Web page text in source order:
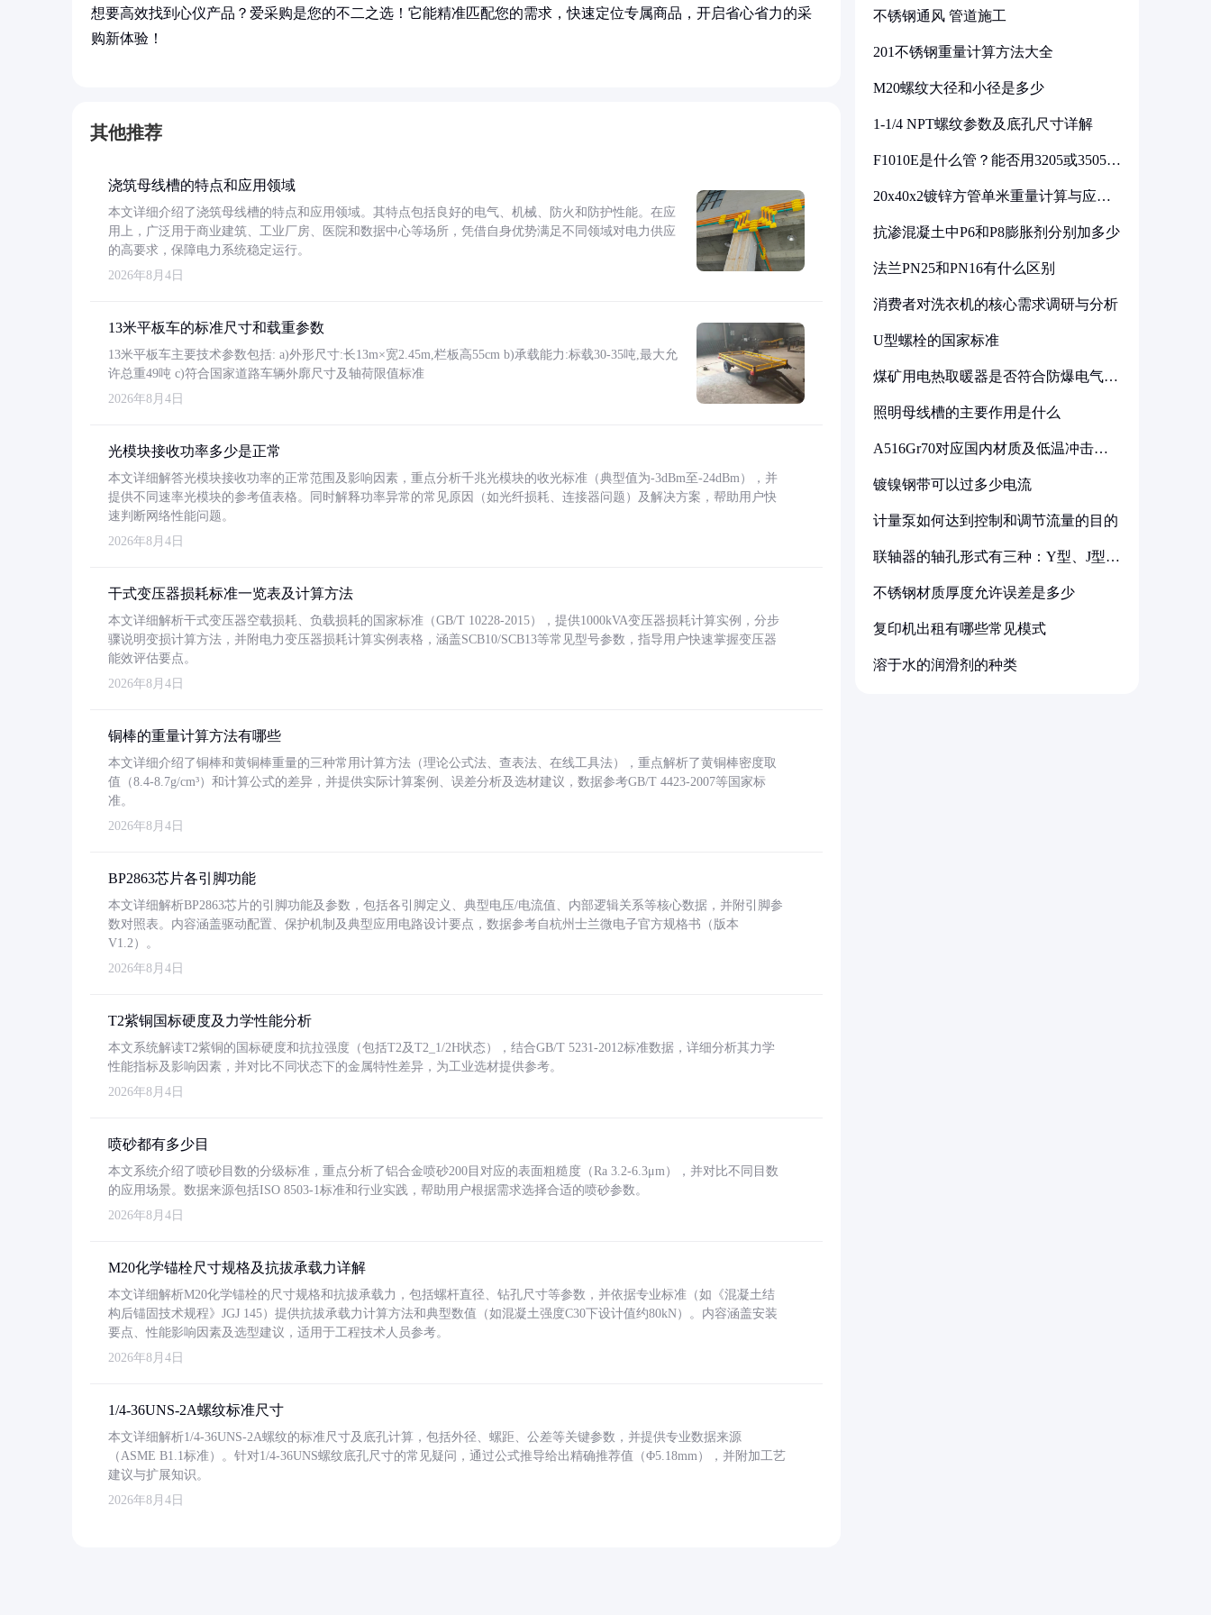
想要高效找到心仪产品？爱采购是您的不二之选！它能精准匹配您的需求，快速定位专属商品，开启省心省力的采
购新体验！
其他推荐
浇筑母线槽的特点和应用领域
本文详细介绍了浇筑母线槽的特点和应用领域。其特点包括良好的电气、机械、防火和防护性能。在应
用上，广泛用于商业建筑、工业厂房、医院和数据中心等场所，凭借自身优势满足不同领域对电力供应
的高要求，保障电力系统稳定运行。
2026年8月4日
13米平板车的标准尺寸和载重参数
13米平板车主要技术参数包括: a)外形尺寸:长13m×宽2.45m,栏板高55cm b)承载能力:标载30-35吨,最大允
许总重49吨 c)符合国家道路车辆外廓尺寸及轴荷限值标准
2026年8月4日
光模块接收功率多少是正常
本文详细解答光模块接收功率的正常范围及影响因素，重点分析千兆光模块的收光标准（典型值为-3dBm至-24dBm），并
提供不同速率光模块的参考值表格。同时解释功率异常的常见原因（如光纤损耗、连接器问题）及解决方案，帮助用户快
速判断网络性能问题。
2026年8月4日
干式变压器损耗标准一览表及计算方法
本文详细解析干式变压器空载损耗、负载损耗的国家标准（GB/T 10228-2015），提供1000kVA变压器损耗计算实例，分步
骤说明变损计算方法，并附电力变压器损耗计算实例表格，涵盖SCB10/SCB13等常见型号参数，指导用户快速掌握变压器
能效评估要点。
2026年8月4日
铜棒的重量计算方法有哪些
本文详细介绍了铜棒和黄铜棒重量的三种常用计算方法（理论公式法、查表法、在线工具法），重点解析了黄铜棒密度取
值（8.4-8.7g/cm³）和计算公式的差异，并提供实际计算案例、误差分析及选材建议，数据参考GB/T 4423-2007等国家标
准。
2026年8月4日
BP2863芯片各引脚功能
本文详细解析BP2863芯片的引脚功能及参数，包括各引脚定义、典型电压/电流值、内部逻辑关系等核心数据，并附引脚参
数对照表。内容涵盖驱动配置、保护机制及典型应用电路设计要点，数据参考自杭州士兰微电子官方规格书（版本
V1.2）。
2026年8月4日
T2紫铜国标硬度及力学性能分析
本文系统解读T2紫铜的国标硬度和抗拉强度（包括T2及T2_1/2H状态），结合GB/T 5231-2012标准数据，详细分析其力学
性能指标及影响因素，并对比不同状态下的金属特性差异，为工业选材提供参考。
2026年8月4日
喷砂都有多少目
本文系统介绍了喷砂目数的分级标准，重点分析了铝合金喷砂200目对应的表面粗糙度（Ra 3.2-6.3μm），并对比不同目数
的应用场景。数据来源包括ISO 8503-1标准和行业实践，帮助用户根据需求选择合适的喷砂参数。
2026年8月4日
M20化学锚栓尺寸规格及抗拔承载力详解
本文详细解析M20化学锚栓的尺寸规格和抗拔承载力，包括螺杆直径、钻孔尺寸等参数，并依据专业标准（如《混凝土结
构后锚固技术规程》JGJ 145）提供抗拔承载力计算方法和典型数值（如混凝土强度C30下设计值约80kN）。内容涵盖安装
要点、性能影响因素及选型建议，适用于工程技术人员参考。
2026年8月4日
1/4-36UNS-2A螺纹标准尺寸
本文详细解析1/4-36UNS-2A螺纹的标准尺寸及底孔计算，包括外径、螺距、公差等关键参数，并提供专业数据来源
（ASME B1.1标准）。针对1/4-36UNS螺纹底孔尺寸的常见疑问，通过公式推导给出精确推荐值（Φ5.18mm），并附加工艺
建议与扩展知识。
2026年8月4日
不锈钢通风 管道施工
201不锈钢重量计算方法大全
M20螺纹大径和小径是多少
1-1/4 NPT螺纹参数及底孔尺寸详解
F1010E是什么管？能否用3205或3505代
20x40x2镀锌方管单米重量计算与应用
抗渗混凝土中P6和P8膨胀剂分别加多少
法兰PN25和PN16有什么区别
消费者对洗衣机的核心需求调研与分析
U型螺栓的国家标准
煤矿用电热取暖器是否符合防爆电气设
照明母线槽的主要作用是什么
A516Gr70对应国内材质及低温冲击要
镀镍钢带可以过多少电流
计量泵如何达到控制和调节流量的目的
联轴器的轴孔形式有三种：Y型、J型、
不锈钢材质厚度允许误差是多少
复印机出租有哪些常见模式
溶于水的润滑剂的种类